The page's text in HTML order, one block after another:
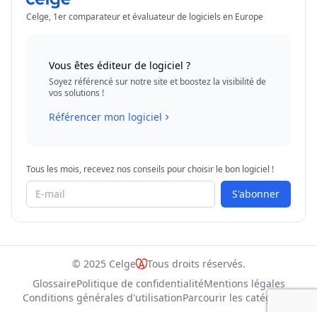
Celge, 1er comparateur et évaluateur de logiciels en Europe
Vous êtes éditeur de logiciel ?
Soyez référencé sur notre site et boostez la visibilité de
vos solutions !
Référencer mon logiciel
Tous les mois, recevez nos conseils pour choisir le bon logiciel !
S'abonner
© 2025 Celge
Tous droits réservés.
GlossairePolitique de confidentialitéMentions légales
Conditions générales d'utilisationParcourir les catégories